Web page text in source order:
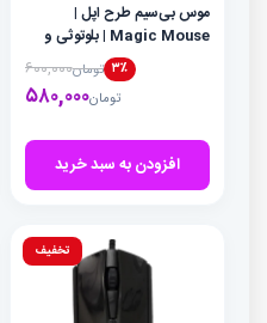
موس بی‌سیم طرح اپل |
Magic Mouse | بلوتوثی و
۳٪ تومان۶۰۰,۰۰۰
قیمت تومان۵۸۰,۰۰۰قیمت
افزودن به سبد خرید
تخفیف